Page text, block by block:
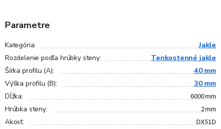
Parametre
Kategória: Jakle
Rozdelenie podľa hrúbky steny: Tenkostenné jakle
Šírka profilu (A): 40 mm
Výška profilu (B): 30 mm
Dĺžka: 6000 mm
Hrúbka steny: 2 mm
Akosť: DX51D